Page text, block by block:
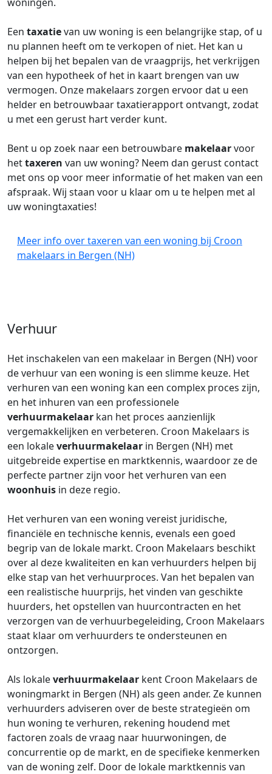
Een taxatievan uw woning is een belangrijke stap, of u
nu plannen heeft om te verkopen of niet. Het kan u
helpen bij het bepalen van de vraagprijs, het verkrijgen
van een hypotheek of het in kaart brengen van uw
vermogen. Onze makelaars zorgen ervoor dat u een
helder en betrouwbaar taxatierapport ontvangt, zodat
u met een gerust hart verder kunt.
Bent u op zoek naar een betrouwbare makelaarvoor
hettaxeren van uw woning? Neem dan gerust contact
met ons op voor meer informatie of het maken van een
afspraak. Wij staan voor u klaar om u te helpen met al
uw woningtaxaties!
Meer info over taxeren van een woning bij Croon
makelaars in Bergen (NH)
Verhuur
Het inschakelen van een makelaar in Bergen (NH) voor
de verhuur van een woning is een slimme keuze. Het
verhuren van een woning kan een complex proces zijn,
en het inhuren van een professionele
verhuurmakelaar kan het proces aanzienlijk
vergemakkelijken en verbeteren. Croon Makelaars is
een lokaleverhuurmakelaar in Bergen (NH) met
uitgebreide expertise en marktkennis, waardoor ze de
perfecte partner zijn voor het verhuren van een
woonhuis in deze regio.
Het verhuren van een woning vereist juridische,
financiële en technische kennis, evenals een goed
begrip van de lokale markt. Croon Makelaars beschikt
over al deze kwaliteiten en kan verhuurders helpen bij
elke stap van het verhuurproces. Van het bepalen van
een realistische huurprijs, het vinden van geschikte
huurders, het opstellen van huurcontracten en het
verzorgen van de verhuurbegeleiding, Croon Makelaars
staat klaar om verhuurders te ondersteunen en
ontzorgen.
Als lokaleverhuurmakelaar kent Croon Makelaars de
woningmarkt in Bergen (NH) als geen ander. Ze kunnen
verhuurders adviseren over de beste strategieën om
hun woning te verhuren, rekening houdend met
factoren zoals de vraag naar huurwoningen, de
concurrentie op de markt, en de specifieke kenmerken
van de woning zelf. Door de lokale marktkennis van